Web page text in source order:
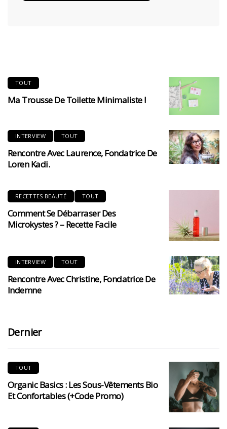
TOUT
Ma Trousse De Toilette Minimaliste !
INTERVIEW TOUT
Rencontre Avec Laurence, Fondatrice De
Loren Kadi.
RECETTES BEAUTÉ TOUT
Comment Se Débarraser Des
Microkystes ? – Recette Facile
INTERVIEW TOUT
Rencontre Avec Christine, Fondatrice De
Indemne
Dernier
TOUT
Organic Basics : Les Sous-Vêtements Bio
Et Confortables (+code Promo)